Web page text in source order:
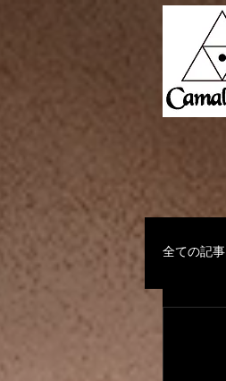
全ての記事